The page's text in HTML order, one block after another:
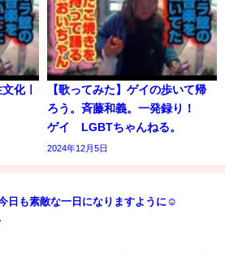
化ㅣ
【歌ってみた】ゲイの歩いて帰
ろう。斉藤和義。一発録り！
ゲイ LGBTちゃんねる。
2024年12月5日